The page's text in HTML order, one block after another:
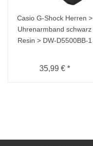
Casio G-Shock Herren >
Uhrenarmband schwarz
Resin > DW-D5500BB-1
35,99 € *